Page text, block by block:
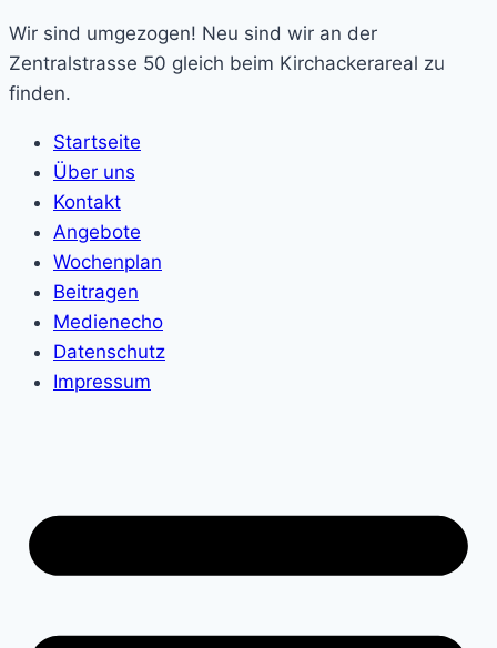
Wir sind umgezogen! Neu sind wir an der
Zentralstrasse 50 gleich beim Kirchackerareal zu
finden.
Startseite
Über uns
Kontakt
Angebote
Wochenplan
Beitragen
Medienecho
Datenschutz
Impressum